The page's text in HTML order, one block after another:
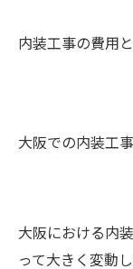
内装工事の費用
大阪での内装工
大阪における内
って大きく変動